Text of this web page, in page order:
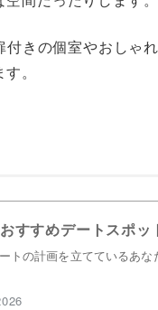
きの個室やおしゃ
。
すすめデートスポッ
トの計画を立てているあ